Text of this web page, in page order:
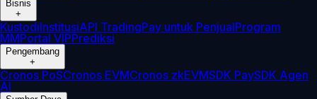
Bisnis
+
KustodiInstitusiAPI TradingPay untuk PenjualProgram
MMPortal VIPPrediksi
Pengembang
+
Cronos PoSCronos EVMCronos zkEVMSDK PaySDK Agen
AI